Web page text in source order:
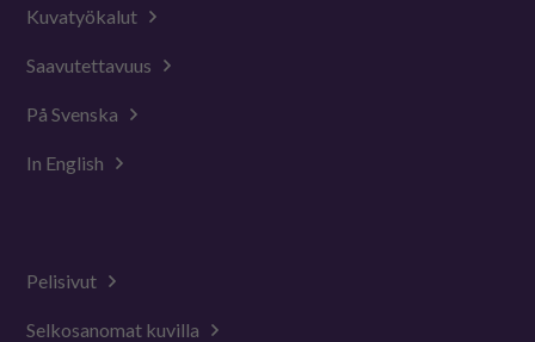
Kuvatyökalut
Saavutettavuus
På Svenska
In English
Pelisivut
Selkosanomat kuvilla